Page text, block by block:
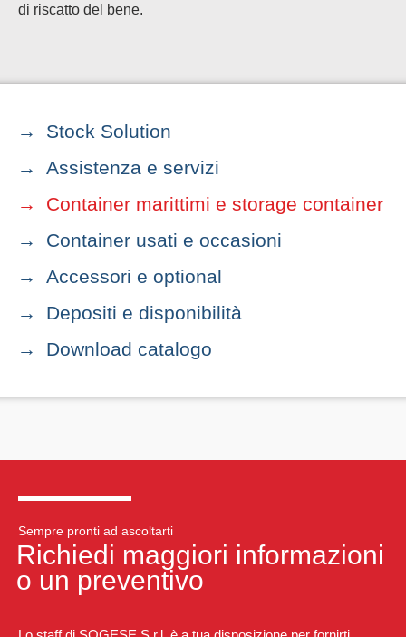
di riscatto del bene.
Stock Solution
Assistenza e servizi
Container marittimi e storage container
Container usati e occasioni
Accessori e optional
Depositi e disponibilità
Download catalogo
Sempre pronti ad ascoltarti
Richiedi maggiori informazioni
o un preventivo